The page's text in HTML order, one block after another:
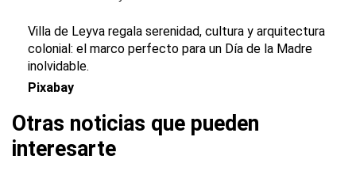
Villa de Leyva regala serenidad, cultura y arquitectura
colonial: el marco perfecto para un Día de la Madre
inolvidable.
Pixabay
Otras noticias que pueden
interesarte